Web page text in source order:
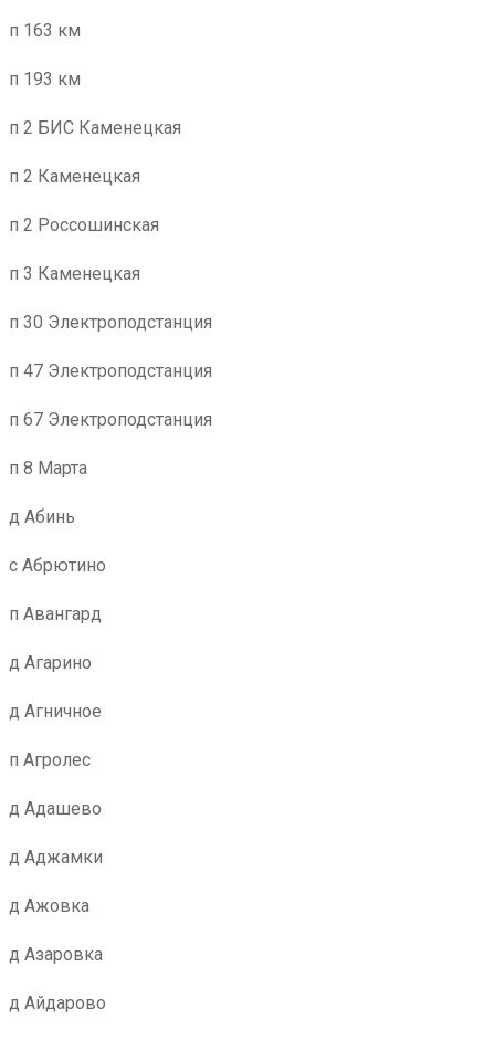
п 163 км
п 193 км
п 2 БИС Каменецкая
п 2 Каменецкая
п 2 Россошинская
п 3 Каменецкая
п 30 Электроподстанция
п 47 Электроподстанция
п 67 Электроподстанция
п 8 Марта
д Абинь
с Абрютино
п Авангард
д Агарино
д Агничное
п Агролес
д Адашево
д Аджамки
д Ажовка
д Азаровка
д Айдарово